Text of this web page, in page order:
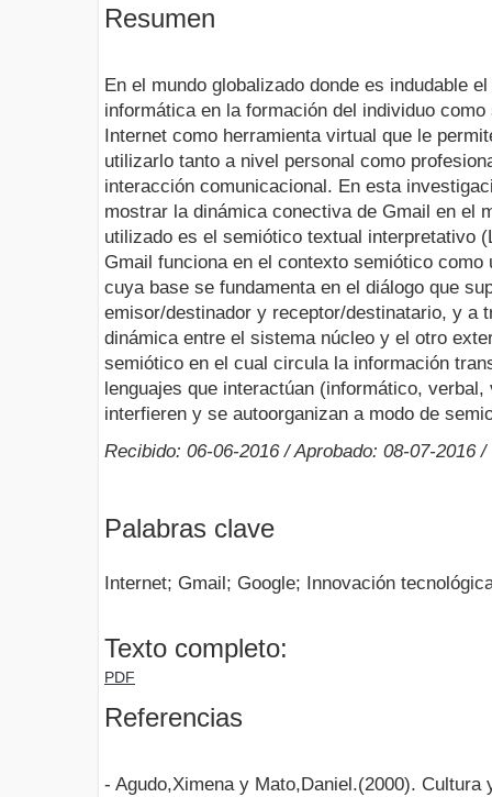
Resumen
En el mundo globalizado donde es indudable
informática en la formación del individuo
Internet como herramienta virtual que le
utilizarlo tanto a nivel personal como
interacción comunicacional. En esta
mostrar la dinámica conectiva de Gmail en el
utilizado es el semiótico textual interpretativo
Gmail funciona en el contexto semiótico
cuya base se fundamenta en el diálogo que
emisor/destinador y receptor/destinatario, y a
dinámica entre el sistema núcleo y el otro
semiótico en el cual circula la información
lenguajes que interactúan (informático,
interfieren y se autoorganizan a modo de
Recibido: 06-06-2016 / Aprobado: 08-07-2016
Palabras clave
Internet; Gmail; Google; Innovación
Texto completo:
PDF
Referencias
- Agudo,Ximena y Mato,Daniel.(2000).